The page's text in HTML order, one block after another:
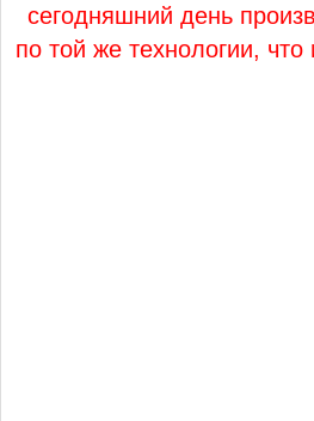
сегодняшний день
по той же технологии,